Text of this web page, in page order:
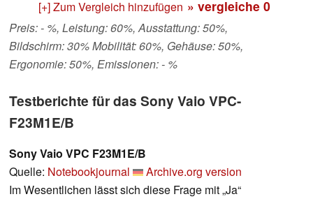
[+] Zum Vergleich hinzufügen » vergleiche 0
Preis: - %, Leistung: 60%, Ausstattung: 50%,
Bildschirm: 30% Mobilität: 60%, Gehäuse: 50%,
Ergonomie: 50%, Emissionen: - %
Testberichte für das Sony Vaio VPC-
F23M1E/B
Sony Vaio VPC F23M1E/B
Quelle: Notebookjournal
Archive.org version
Im Wesentlichen lässt sich diese Frage mit „Ja“